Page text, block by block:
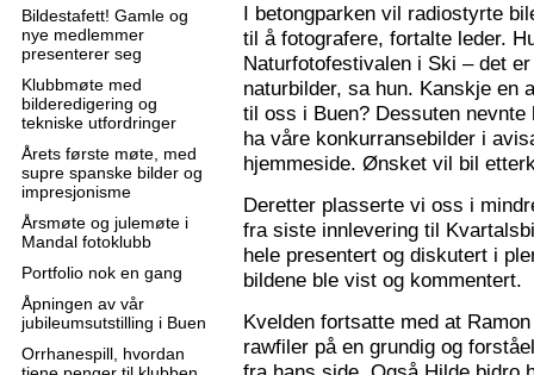
Bildestafett! Gamle og
nye medlemmer
presenterer seg
Klubbmøte med
bilderedigering og
tekniske utfordringer
Årets første møte, med
supre spanske bilder og
impresjonisme
Årsmøte og julemøte i
Mandal fotoklubb
Portfolio nok en gang
Åpningen av vår
jubileumsutstilling i Buen
Orrhanespill, hvordan
I betongparken vil radiostyrte
til å fotografere, fortalte leder.
Naturfotofestivalen i Ski – det
naturbilder, sa hun. Kanskje en
til oss i Buen? Dessuten
ha våre konkurransebilder i
hjemmeside. Ønsket vil bil
Deretter plasserte vi oss i
fra siste innlevering til
hele presentert og diskutert i
bildene ble vist og kommentert.
Kvelden fortsatte med at
rawfiler på en grundig og